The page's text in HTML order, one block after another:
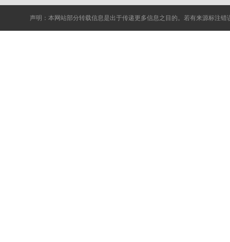
声明：本网站部分转载信息是出于传递更多信息之目的。若有来源标注